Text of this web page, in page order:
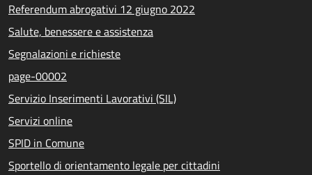
Referendum abrogativi 12 giugno 2022
Salute, benessere e assistenza
Segnalazioni e richieste
page-00002
Servizio Inserimenti Lavorativi (SIL)
Servizi online
SPID in Comune
Sportello di orientamento legale per cittadini